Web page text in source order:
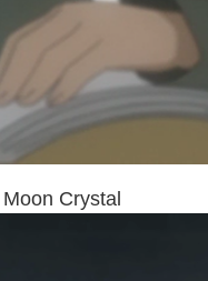
Crystal